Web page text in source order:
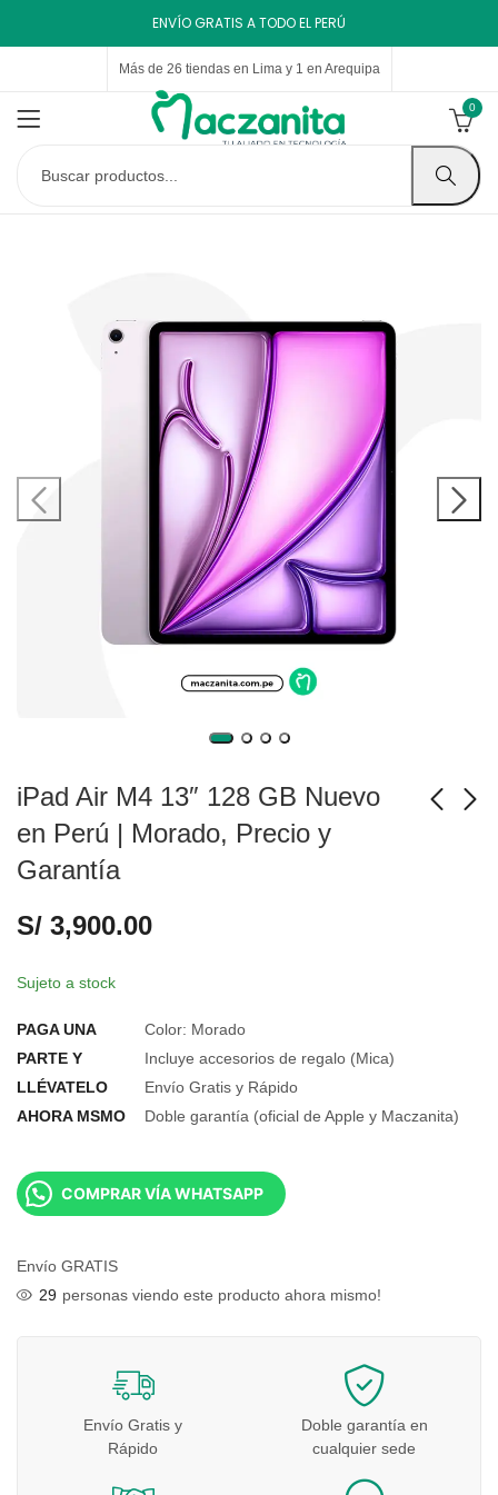
ENVÍO GRATIS A TODO EL PERÚ
Más de 26 tiendas en Lima y 1 en Arequipa
0
iPad Air M4 13″ 128 GB Nuevo
en Perú | Morado, Precio y
Garantía
S/ 3,900.00
Sujeto a stock
PAGA UNA
PARTE Y
LLÉVATELO
AHORA MSMO
Color: Morado
Incluye accesorios de regalo (Mica)
Envío Gratis y Rápido
Doble garantía (oficial de Apple y Maczanita)
COMPRAR VÍA WHATSAPP
Envío GRATIS
29 personas viendo este producto ahora mismo!
Envío Gratis y
Rápido
Doble garantía en
cualquier sede